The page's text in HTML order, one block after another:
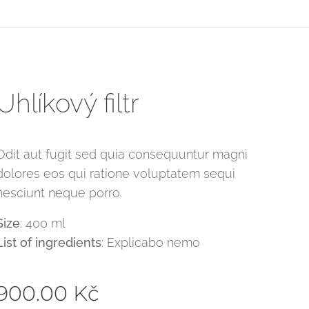
filtr
aut fugit sed quia consequuntur magni
eos qui ratione voluptatem sequi
neque porro.
: 400 ml
of ingredients: Explicabo nemo
Kč